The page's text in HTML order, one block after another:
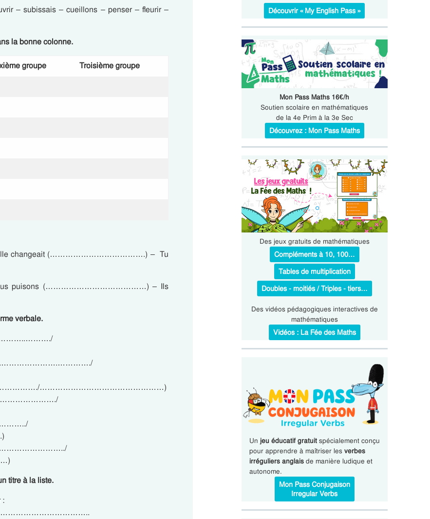
– subissais – cueillons – penser – fleurir –
la bonne colonne.
groupe
Troisième groupe
changeait (……………………………….) – Tu
puisons (…………………………………) – Ils
verbale.
…………………………………………)
titre à la liste.
:
Découvrir « My English Pass »
Mon Pass Maths 16€/h
Soutien scolaire en mathématiques
de la 4e Prim à la 3e Sec
Découvrez : Mon Pass Maths
Des jeux gratuits de mathématiques
Compléments à 10, 100…
Tables de multiplication
Doubles - moitiés / Triples - tiers…
Des vidéos pédagogiques interactives de
mathématiques
Vidéos : La Fée des Maths
Un jeu éducatif gratuitspécialement conçu
pour apprendre à maîtriser les verbes
irréguliers anglaisde manière ludique et
autonome.
Mon Pass Conjugaison
Irregular Verbs